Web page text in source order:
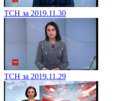
ТСН за 2019.11.30
ТСН за 2019.11.29